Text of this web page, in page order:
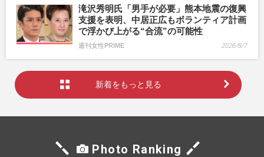
滝沢秀明氏「男手が必要」熊本地震の復興
支援を表明、中居正広もボランティア計画
で浮かび上がる“合流”の可能性
週刊女性PRIME 2026/8/7
新着をもっと見る
Photo Ranking